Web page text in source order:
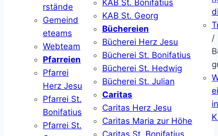
rstände
Gemeind
eteams
Webteam
Pfarreien
Pfarrei
Herz Jesu
Pfarrei St.
Bonifatius
Pfarrei St.
KAB St. Bonifatius
KAB St. Georg
Büchereien
Bücherei Herz Jesu
Bücherei St. Bonifatius
Bücherei St. Hedwig
Bücherei St. Julian
Caritas
Caritas Herz Jesu
Caritas Maria zur Höhe
Caritas St. Bonifatius
/